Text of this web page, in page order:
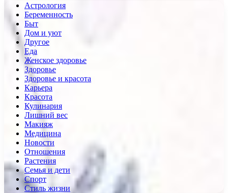
Астрология
Беременность
Быт
Дом и уют
Другое
Еда
Женское здоровье
Здоровье
Здоровье и красота
Карьера
Красота
Кулинария
Лишний вес
Макияж
Медицина
Новости
Отношения
Растения
Семья и дети
Спорт
Стиль жизни